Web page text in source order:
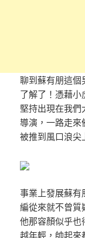
聊到蘇有朋這個
了解了！憑藉小
堅持出現在我
導演，一路走來
被推到風口浪尖
事業上發展蘇有
編從來就不曾質
他那容顏似乎也
越年輕，帥起來